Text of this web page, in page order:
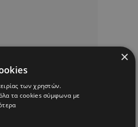
×
των χρηστών.
τα cookies σύμφωνα με